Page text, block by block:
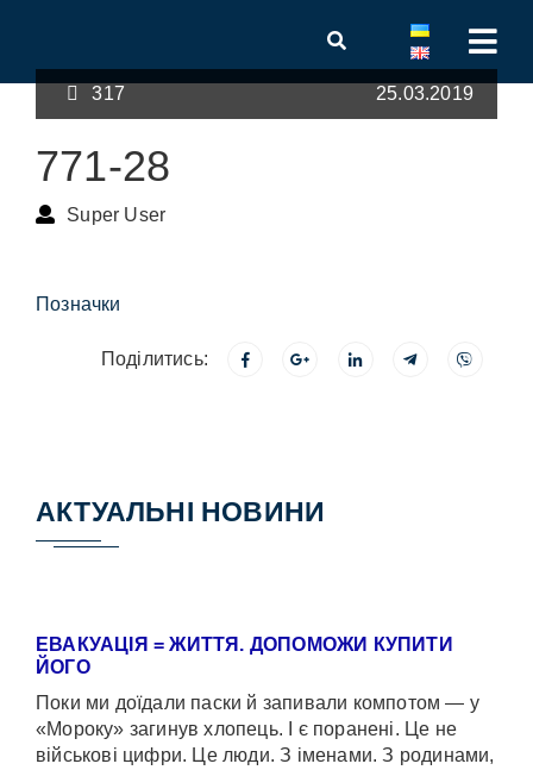
317 25.03.2019
771-28
Super User
Позначки
Поділитись:
АКТУАЛЬНІ НОВИНИ
ЕВАКУАЦІЯ = ЖИТТЯ. ДОПОМОЖИ КУПИТИ
ЙОГО
Поки ми доїдали паски й запивали компотом — у
«Мороку» загинув хлопець. І є поранені. Це не
військові цифри. Це люди. З іменами. З родинами,